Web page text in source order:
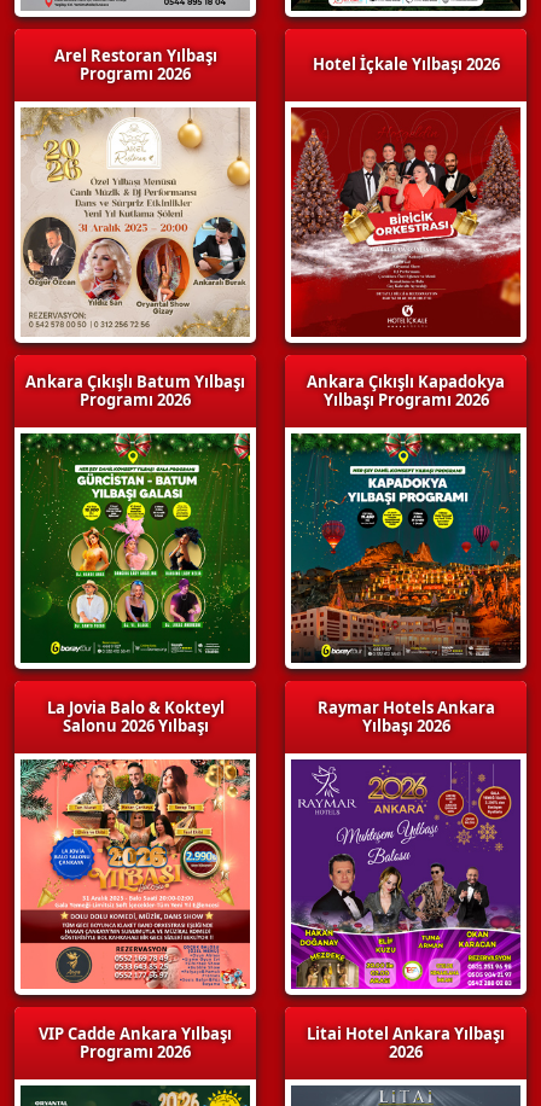
Arel Restoran Yılbaşı
Programı 2026
Ankara Çıkışlı Batum Yılbaşı
Programı 2026
La Jovia Balo & Kokteyl
Salonu 2026 Yılbaşı
VIP Cadde Ankara Yılbaşı
Programı 2026
Hotel İçkale Yılbaşı 2026
Ankara Çıkışlı Kapadokya
Yılbaşı Programı 2026
Raymar Hotels Ankara
Yılbaşı 2026
Litai Hotel Ankara Yılbaşı
2026